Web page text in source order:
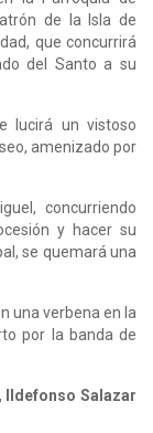
de la Isla de
que concurrirá
del Santo a su
lucirá un vistoso
amenizado por
concurriendo
y hacer su
se quemará una
una verbena en la
por la banda de
Ildefonso Salazar